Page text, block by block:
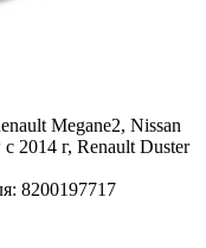
Megane2, Nissan
2014 г, Renault Duster
8200197717